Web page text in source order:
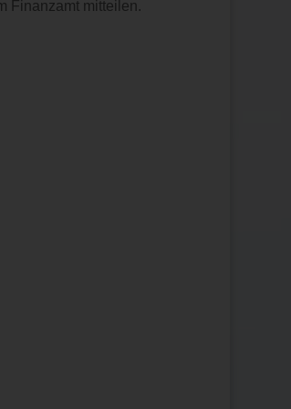
Finanzamt mitteilen.